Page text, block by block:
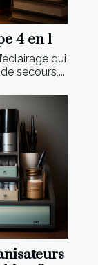
4 en 1
qui
secours,...